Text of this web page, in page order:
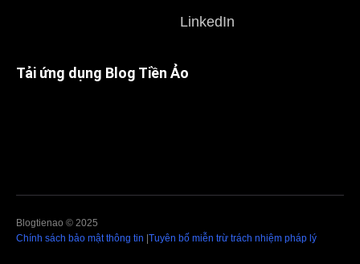
LinkedIn
Tải ứng dụng Blog Tiền Ảo
Blogtienao © 2025
Chính sách bảo mật thông tin Tuyên bố miễn trừ trách nhiệm pháp lý